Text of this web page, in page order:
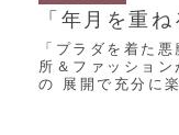
「年月を重ね
「プラダを着た
所＆ファッショ
の 展開で充分に
が、主要キャス